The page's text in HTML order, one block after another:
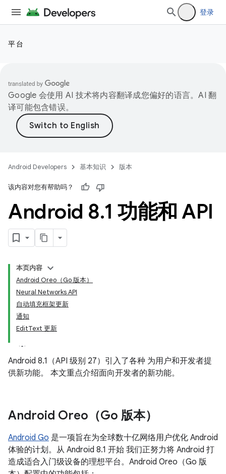
登录
平台
Google 会使用 AI 技术将内容翻译成您偏好的语言。AI 翻
译可能包含错误。
Android Developers 基本知识 版本
该内容对您有帮助吗？
Android 8.1 功能和 API
本页内容
Android Oreo（Go 版本）
Neural Networks API
自动填充框架更新
通知
EditText 更新
Android 8.1（API 级别 27）引入了各种 为用户和开发者提
供新功能。 本文重点介绍面向开发者的新功能。
Android Oreo（Go 版本）
Android Go 是一项旨在为全球数十亿网络用户优化 Android
体验的计划。从 Android 8.1 开始 我们正努力将 Android 打
造成适合入门级设备的理想平台。Android Oreo（Go 版